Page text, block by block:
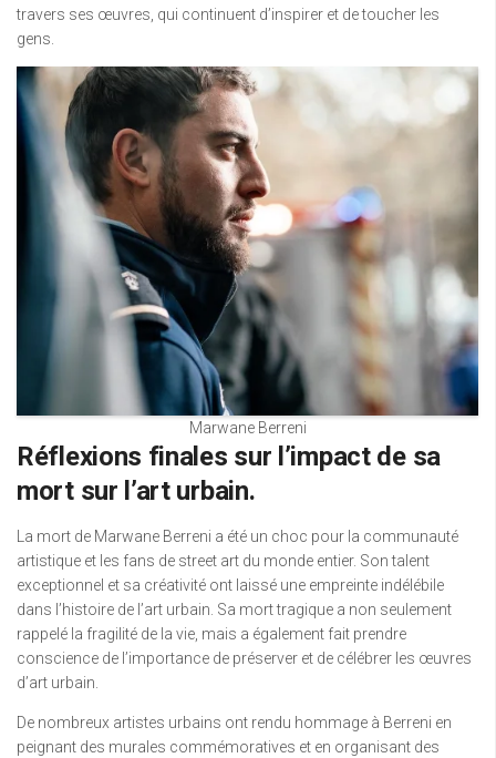
travers ses œuvres, qui continuent d’inspirer et de toucher les
gens.
Marwane Berreni
Réflexions finales sur l’impact de sa
mort sur l’art urbain.
La mort de Marwane Berreni a été un choc pour la communauté
artistique et les fans de street art du monde entier. Son talent
exceptionnel et sa créativité ont laissé une empreinte indélébile
dans l’histoire de l’art urbain. Sa mort tragique a non seulement
rappelé la fragilité de la vie, mais a également fait prendre
conscience de l’importance de préserver et de célébrer les œuvres
d’art urbain.
De nombreux artistes urbains ont rendu hommage à Berreni en
peignant des murales commémoratives et en organisant des